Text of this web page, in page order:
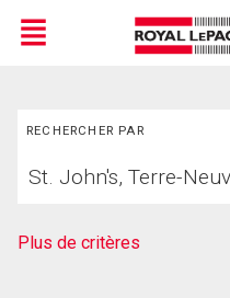
Menu
RECHERCHER PAR
votre
Plus de critères